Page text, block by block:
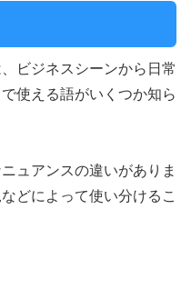
ビジネスシーンから日常
使える語がいくつか知ら
ュアンスの違いがありま
どによって使い分けるこ